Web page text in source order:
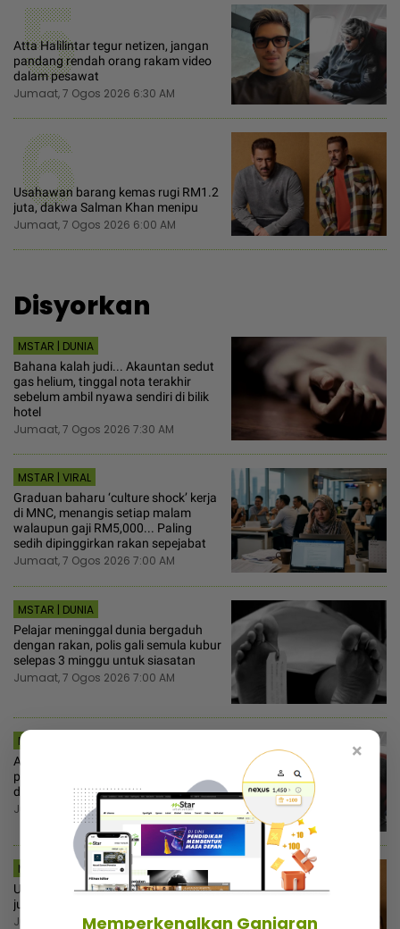
5
Atta Halilintar tegur netizen, jangan
pandang rendah orang rakam video
dalam pesawat
Jumaat, 7 Ogos 2026 6:30 AM
6
Usahawan barang kemas rugi RM1.2
juta, dakwa Salman Khan menipu
Jumaat, 7 Ogos 2026 6:00 AM
Disyorkan
MSTAR | DUNIA
Bahana kalah judi... Akauntan sedut
gas helium, tinggal nota terakhir
sebelum ambil nyawa sendiri di bilik
hotel
Jumaat, 7 Ogos 2026 7:30 AM
MSTAR | VIRAL
Graduan baharu ‘culture shock’ kerja
di MNC, menangis setiap malam
walaupun gaji RM5,000... Paling
sedih dipinggirkan rakan sepejabat
Jumaat, 7 Ogos 2026 7:00 AM
MSTAR | DUNIA
Pelajar meninggal dunia bergaduh
dengan rakan, polis gali semula kubur
selepas 3 minggu untuk siasatan
Jumaat, 7 Ogos 2026 7:00 AM
MSTAR | BINTANG GLOBAL
Atta Halilintar tegur netizen, jangan
pandang rendah orang rakam video
dalam pesawat
Jumaat, 7 Ogos 2026 6:30 AM
MSTAR | BINTANG GLOBAL
Usahawan barang kemas rugi RM1.2
juta, dakwa Salman Khan menipu
Jumaat, 7 Ogos 2026 6:00 AM
×
Memperkenalkan Ganjaran